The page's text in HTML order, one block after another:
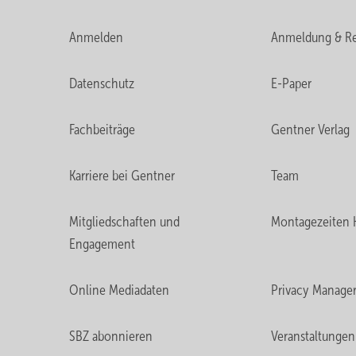
Anmelden Anmeldung &
Datenschutz E-Paper
Fachbeiträge Gentner Verlag
Karriere bei Gentner Team
Mitgliedschaften und
Engagement
Montagezeiten
Online Mediadaten Privacy Manager
SBZ abonnieren